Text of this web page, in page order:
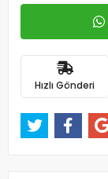
Hızlı Gönderi